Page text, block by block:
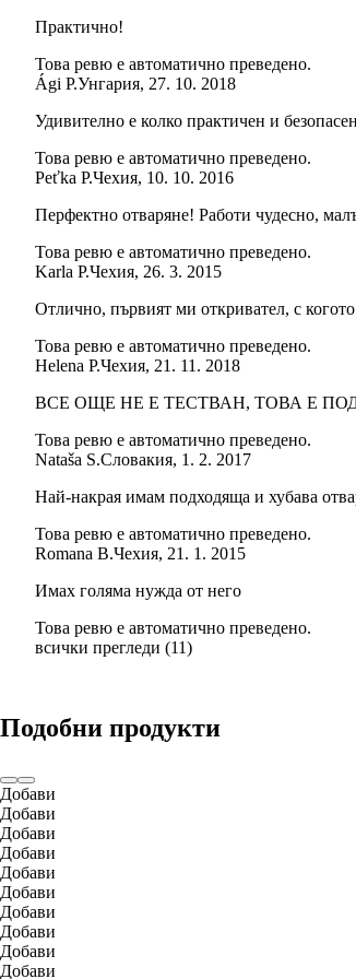
Практично!
Това ревю е автоматично преведено.
Ági P.Унгария, 27. 10. 2018
Удивително е колко практичен и
Това ревю е автоматично преведено.
Peťka P.Чехия, 10. 10. 2016
Перфектно отваряне! Работи чудесно,
Това ревю е автоматично преведено.
Karla P.Чехия, 26. 3. 2015
Отлично, първият ми откривател, с
Това ревю е автоматично преведено.
Helena P.Чехия, 21. 11. 2018
ВСЕ ОЩЕ НЕ Е ТЕСТВАН, ТОВА Е
Това ревю е автоматично преведено.
Nataša S.Словакия, 1. 2. 2017
Най-накрая имам подходяща и хубава
Това ревю е автоматично преведено.
Romana B.Чехия, 21. 1. 2015
Имах голяма нужда от него
Това ревю е автоматично преведено.
всички прегледи (11)
Подобни продукти
Добави
Добави
Добави
Добави
Добави
Добави
Добави
Добави
Добави
Добави